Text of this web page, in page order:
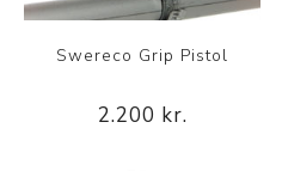
Swereco Grip Pistol
2.200 kr.